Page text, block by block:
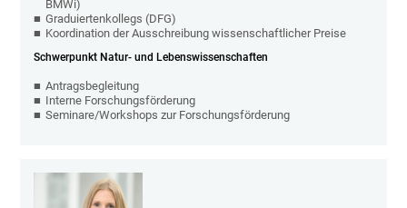
BMWi)
Graduiertenkollegs (DFG)
Koordination der Ausschreibung wissenschaftlicher Preise
Schwerpunkt Natur- und Lebenswissenschaften
Antragsbegleitung
Interne Forschungsförderung
Seminare/Workshops zur Forschungsförderung